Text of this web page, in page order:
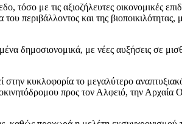
με τις αξιοζήλευτες οικονομικές
του περιβάλλοντος και της
δημοσιονομικά, με νέες αυξήσεις σε
στην κυκλοφορία το μεγαλύτερο
προς τον Αλφειό, την